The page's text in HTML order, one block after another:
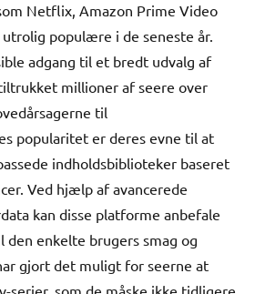
Netflix, Amazon Prime Video
populære i de seneste år.
adgang til et bredt udvalg af
millioner af seere over
til
popularitet er deres evne til at
indholdsbiblioteker baseret
Ved hjælp af avancerede
kan disse platforme anbefale
den enkelte brugers smag og
gjort det muligt for seerne at